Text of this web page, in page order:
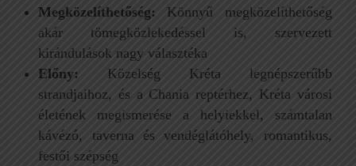
Megközelíthetőség: Könnyű megközelíthetőség
akár tömegközlekedéssel is, szervezett
kirándulások nagy választéka
Előny: Közelség Kréta legnépszerűbb
strandjaihoz, és a Chania reptérhez, Kréta városi
életének megismerése a helyiekkel, számtalan
kávézó, taverna és vendéglátóhely, romantikus,
festői szépség